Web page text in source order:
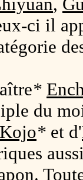
ci il
*
du
Kojo* et d'